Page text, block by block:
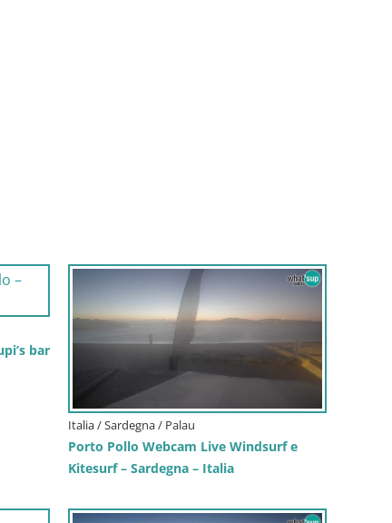
bar
Italia / Sardegna / Palau
Porto Pollo Webcam Live Windsurf e
Kitesurf – Sardegna – Italia